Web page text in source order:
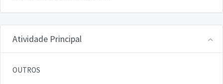
Atividade Principal
OUTROS